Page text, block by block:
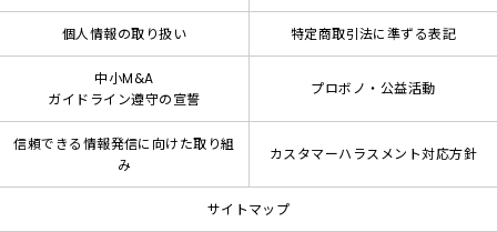
個人情報の取り扱い 特定商取引法に準ずる表記
中小M&A
ガイドライン遵守の宣誓
プロボノ・公益活動
信頼できる情報発信に向けた取り組
み
カスタマーハラスメント対応方針
サイトマップ